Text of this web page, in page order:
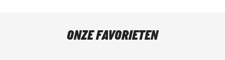
Engelstalige partners en zij zullen ervoor zorgen dat je een
ONZE FAVORIETEN